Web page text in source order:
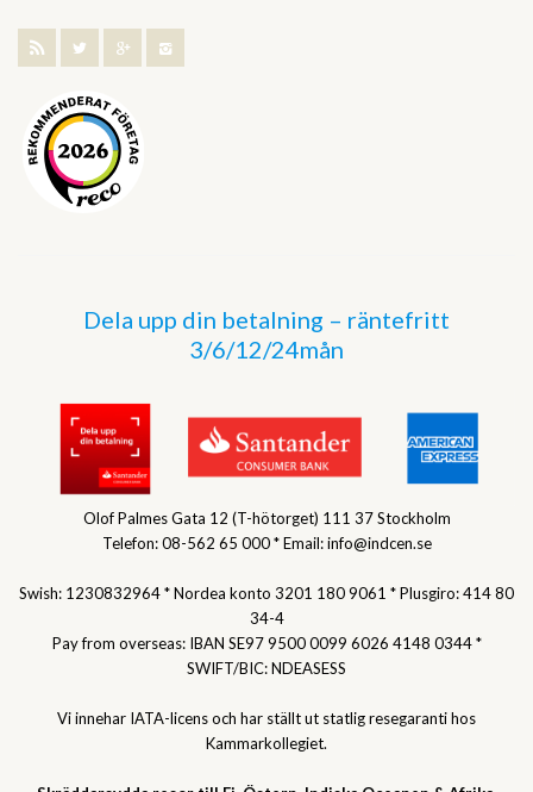
Dela upp din betalning – räntefritt
3/6/12/24mån
Olof Palmes Gata 12 (T-hötorget) 111 37 Stockholm
Telefon: 08-562 65 000 * Email: info@indcen.se
Swish: 1230832964 * Nordea konto 3201 180 9061 * Plusgiro: 414 80
34-4
Pay from overseas: IBAN SE97 9500 0099 6026 4148 0344 *
SWIFT/BIC: NDEASESS
Vi innehar IATA-licens och har ställt ut statlig resegaranti hos
Kammarkollegiet.